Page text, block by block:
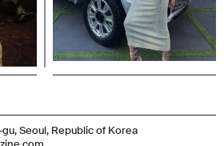
Seoul, Republic of Korea